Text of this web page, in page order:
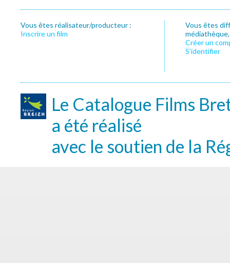
Vous êtes réalisateur/producteur :
Inscrire un film
Vous êtes
Créer un
S’identifier
Le Catalogue Films
a été réalisé
avec le soutien de la